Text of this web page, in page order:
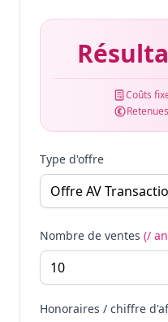
Coûts
Type d'offre
Nombre de ventes (/
Honoraires / chiffre